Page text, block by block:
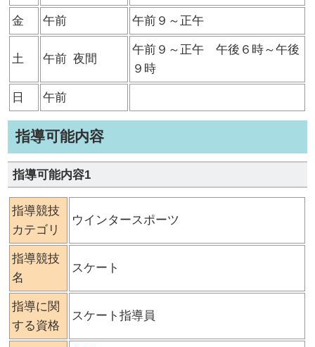
金 午前 午前９～正午
土 午前 夜間
午前９～正午 午後６時～午後
９時
日 午前
指導可能内容
指導可能内容1
指導競技
カテゴリ
ウインタースポーツ
指導競技
名
スケート
指導に関
する資格
スケート指導員